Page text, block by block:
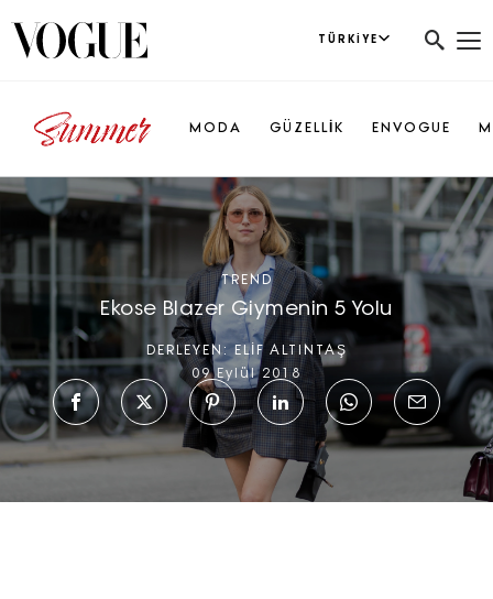
TÜRKIYE
MODA GÜZELLİK ENVOGUE
TREND
Ekose Blazer Giymenin 5 Yolu
DERLEYEN:ELİF ALTINTAŞ
09 Eylül 2018